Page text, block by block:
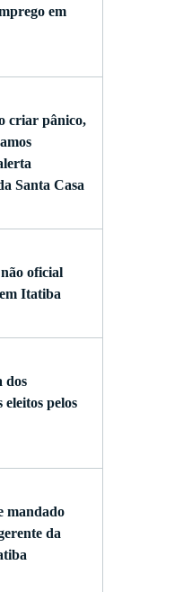
em
criar pânico,
Santa Casa
oficial
Itatiba
dos
eleitos pelos
mandado
da